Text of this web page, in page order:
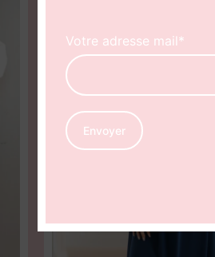
Votre adresse mail*